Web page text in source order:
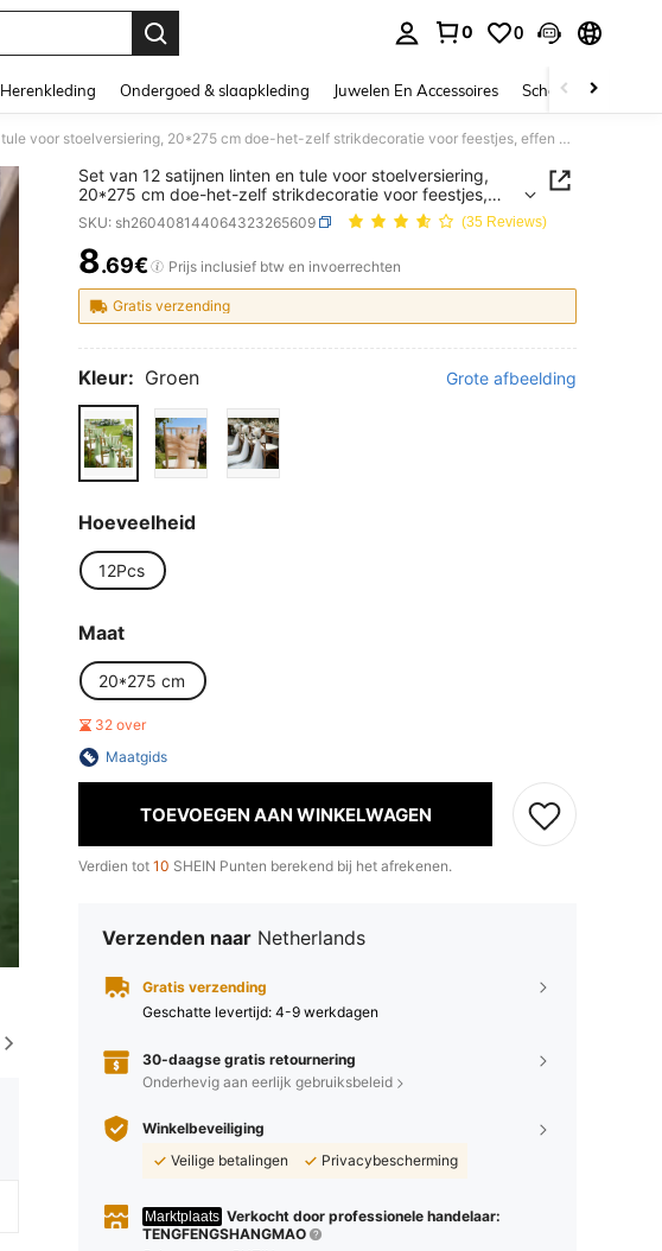
0 0
Herenkleding Ondergoed & slaapkleding Juwelen En Accessoires Schoonheid &
Set van 12 satijnen linten en tule voor stoelversiering, 20*275 cm doe-het-zelf strikdecoratie voor feestjes, effen kleur, herbruikbaar en wasbaar, geschikt voor buiten, jubileum en andere evenementen, rechthoekig
Set van 12 satijnen linten en tule voor stoelversiering,
20*275 cm doe-het-zelf strikdecoratie voor feestjes,
effen kleur, herbruikbaar en wasbaar, geschikt voor
buiten, jubileum en andere evenementen, rechthoekig
SKU: sh260408144064323265609 (35 Reviews)
PRICE AND AVAILABILITY
8.69€ Prijs inclusief btw en invoerrechten
Gratis verzending
Kleur: Groen Grote afbeelding
Hoeveelheid
12Pcs
Maat
20*275 cm
32 over
Maatgids
TOEVOEGEN AAN WINKELWAGEN
Verdien tot 10 SHEIN Punten berekend bij het afrekenen.
Verzenden naar Netherlands
Gratis verzending
Geschatte levertijd: 4-9 werkdagen
30-daagse gratis retournering
Onderhevig aan eerlijk gebruiksbeleid
Winkelbeveiliging
Veilige betalingen
Privacybescherming
Marktplaats Verkocht door professionele handelaar:
TENGFENGSHANGMAO